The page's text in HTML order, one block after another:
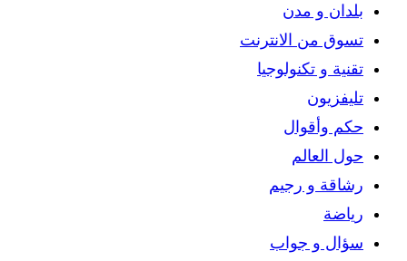
بلدان و مدن
تسوق من الانترنت
تقنية و تكنولوجيا
تليفزيون
حكم وأقوال
حول العالم
رشاقة و رجيم
رياضة
سؤال و جواب